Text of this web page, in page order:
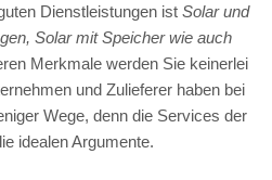
Dienstleistungen ist Solar und
Solar mit Speicher wie auch
Merkmale werden Sie keinerlei
und Zulieferer haben bei
Wege, denn die Services der
idealen Argumente.